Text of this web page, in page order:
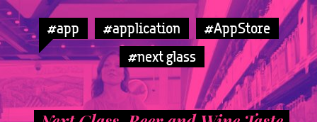
#app #application
#AppStore
#next glass